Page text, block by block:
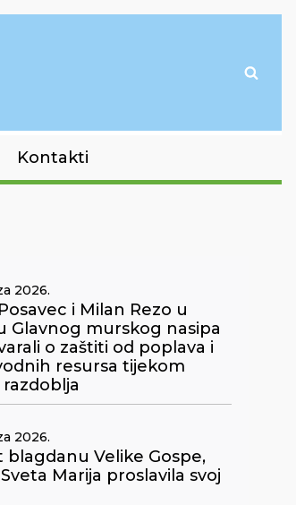
Kontakti
2026.
i Milan Rezo u
Glavnog murskog nasipa
o zaštiti od poplava i
resursa tijekom
2026.
blagdanu Velike Gospe,
Marija proslavila svoj